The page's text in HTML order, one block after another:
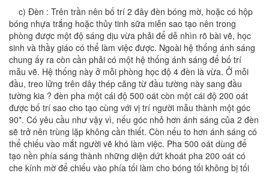
c) Đèn : Trên trần nên bố trí 2 đây đèn bóng mờ, hoặc có hộp
bóng nhựa trắng hoặc thủy tinh sữa miễn sao tạo nên trong
phòng được một độ sáng dịu vừa phải để dễ nhìn rõ bài vẽ, học
sinh và thầy giáo có thể làm việc được. Ngoài hệ thống ánh sáng
chung ấy ra còn cần phải có một hệ thống ánh sáng để bố trí
mẫu vẽ. Hệ thống này ở mỗi phòng học độ 4 đèn là vừa. Ở mỗi
đầu, treo lửng trên dây thép căng từ đầu tường này sang đầu
tường kia ? đèn pha một cái độ 500 oát còn một cái độ 200 oát
được bố trí sao cho tạo cùng với vị trí người mẫu thành một góc
90*. Có yêu cầu như vậy vì, nếu góc nhỏ hơn ánh sáng của 2 đèn
sẽ trở nên trùng lặp không cần thiết. Còn nếu to hơn ánh sáng có
thể chiếu vào mắt người vẽ khó làm việc. Pha 500 oát dùng để
tạo nền phía sáng thành những diện dứt khoát pha 200 oát có
che kính mờ để chiếu vào phía tối làm cho bóng tối không bị tối